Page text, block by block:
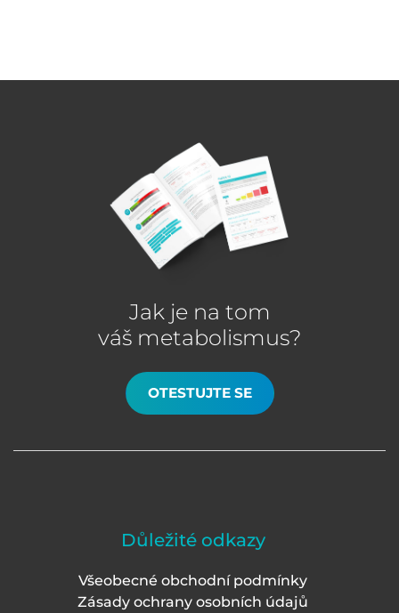
Jak je na tom
váš metabolismus?
OTESTUJTE SE
Důležité odkazy
Všeobecné obchodní podmínky
Zásady ochrany osobních údajů